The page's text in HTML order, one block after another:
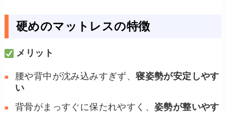
硬めのマットレスの特徴
メリット
腰や背中が沈み込みすぎず、寝姿勢が安定しやす
い
背骨がまっすぐに保たれやすく、 姿勢が整いやす